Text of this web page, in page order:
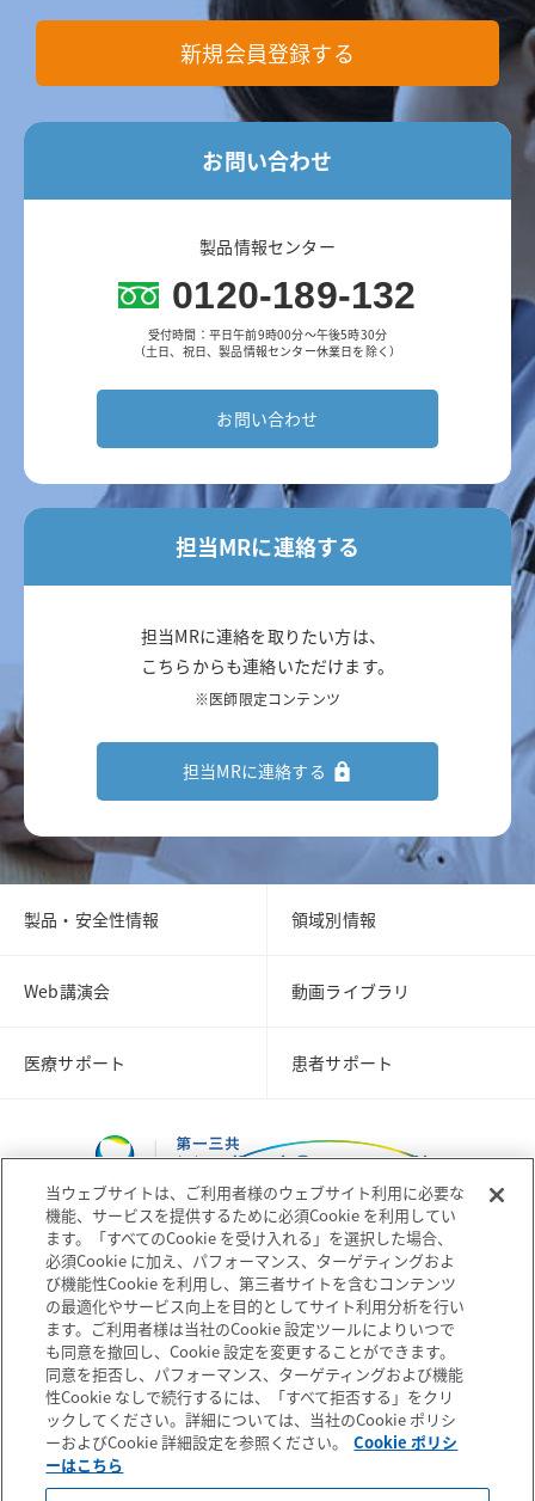
新規会員登録する
お問い合わせ
製品情報センター
0120-189-132
受付時間：平日午前9時00分～午後5時30分
（土日、祝日、製品情報センター休業日を除く）
お問い合わせ
担当MRに連絡する
担当MRに連絡を取りたい方は、
こちらからも連絡いただけます。
※医師限定コンテンツ
担当MRに連絡する
製品・安全性情報 領域別情報
Web講演会 動画ライブラリ
医療サポート 患者サポート
コーポレートサイト 企業情報
個人情報の取扱いについて プライバシーポリシー
ソーシャルメディアポリシー ご利用条件
当ウェブサイトは、ご利用者様のウェブサイト利用に必要な
機能、サービスを提供するために必須Cookie を利用してい
ます。「すべてのCookie を受け入れる」を選択した場合、
必須Cookie に加え、パフォーマンス、ターゲティングおよ
び機能性Cookie を利用し、第三者サイトを含むコンテンツ
の最適化やサービス向上を目的としてサイト利用分析を行い
ます。ご利用者様は当社のCookie 設定ツールによりいつで
も同意を撤回し、Cookie 設定を変更することができます。
同意を拒否し、パフォーマンス、ターゲティングおよび機能
性Cookie なしで続行するには、「すべて拒否する」をクリ
ックしてください。詳細については、当社のCookie ポリシ
ーおよびCookie 詳細設定を参照ください。
Cookie ポリシ
ーはこちら